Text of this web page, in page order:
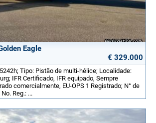
Eagle
€ 329.000
Tipo: Pistão de multi-hélice; Localidade:
IFR Certificado, IFR equipado, Sempre
comercialmente, EU-OPS 1 Registrado; N° de
Reg.: ...